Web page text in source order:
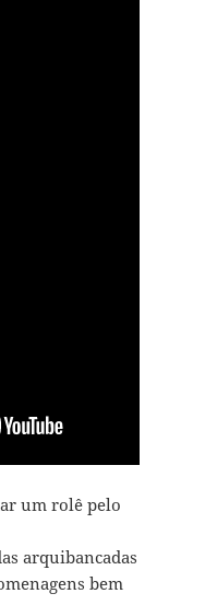
um rolê pelo
arquibancadas
bem